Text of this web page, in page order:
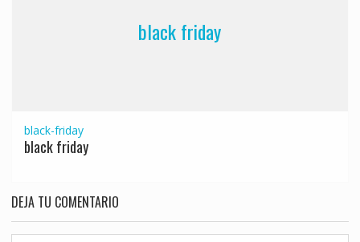
black friday
black-friday
black friday
DEJA TU COMENTARIO